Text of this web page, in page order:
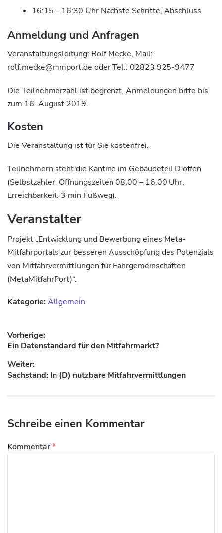
16:15 – 16:30 Uhr Nächste Schritte, Abschluss
Anmeldung und Anfragen
Veranstaltungsleitung: Rolf Mecke, Mail:
rolf.mecke@mmport.de oder Tel.: 02823 925-9477
Die Teilnehmerzahl ist begrenzt, Anmeldungen bitte bis
zum 16. August 2019.
Kosten
Die Veranstaltung ist für Sie kostenfrei.
Teilnehmern steht die Kantine im Gebäudeteil D offen
(Selbstzahler, Öffnungszeiten 08:00 – 16:00 Uhr,
Erreichbarkeit: 3 min Fußweg).
Veranstalter
Projekt „Entwicklung und Bewerbung eines Meta-
Mitfahrportals zur besseren Ausschöpfung des Potenzials
von Mitfahrvermittlungen für Fahrgemeinschaften
(MetaMitfahrPort)“.
Kategorie:Allgemein
Beitragsnavigation
Vorherige:
Vorheriger
Ein Datenstandard für den Mitfahrmarkt?
Weiter:
Nächster
Sachstand: In (D) nutzbare Mitfahrvermittlungen
Schreibe einen Kommentar
Kommentar*